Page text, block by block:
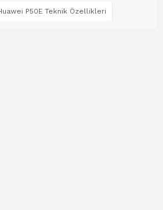
P50E Teknik Özellikleri